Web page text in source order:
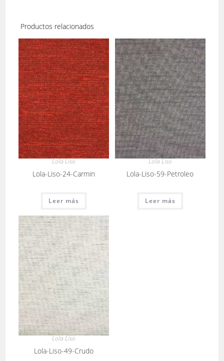
Productos relacionados
Lola Liso
Lola-Liso-24-Carmin
Leer más
Lola Liso
Lola-Liso-59-Petroleo
Leer más
Lola Liso
Lola-Liso-49-Crudo